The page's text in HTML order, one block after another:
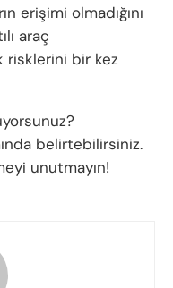
erişimi olmadığını
araç
risklerini bir kez
belirtebilirsiniz.
unutmayın!